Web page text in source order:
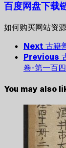
百度网盘下载
如何购买网站资
Next 古籍
Previous
卷-第一百
You may also